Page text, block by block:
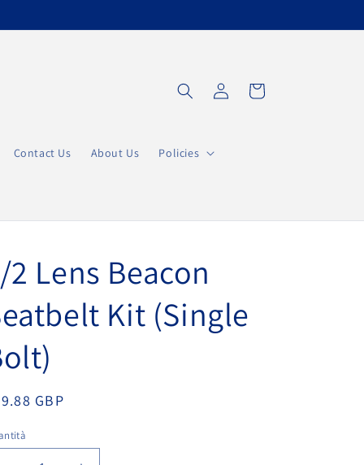
Contact Us About Us Policies
Accedi Carrello
2 Lens Beacon
Kit (Single
GBP